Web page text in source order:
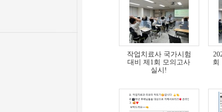
작업치료사 국가시험
대비 제1회 모의고사
실시!
회